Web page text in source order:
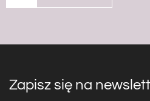
Zapisz się na